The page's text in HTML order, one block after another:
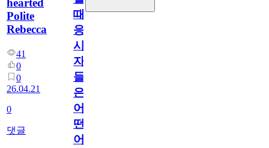
hearted
Polite
Rebecca
41
0
0
26.04.21
0
댓글
때
응
시
자
들
은
어
떤
어